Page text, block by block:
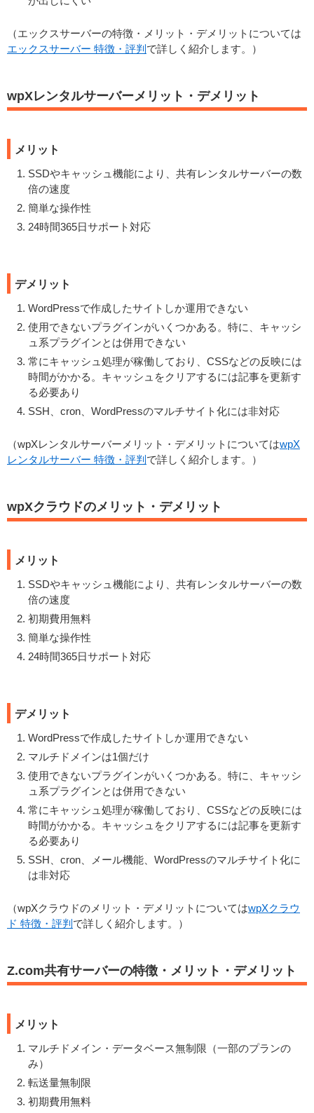
（エックスサーバーの特徴・メリット・デメリットについては
エックスサーバー 特徴・評判 で詳しく紹介します。）
wpXレンタルサーバーメリット・デメリット
メリット
SSDやキャッシュ機能により、共有レンタルサーバーの数
倍の速度
簡単な操作性
24時間365日サポート対応
デメリット
WordPressで作成したサイトしか運用できない
使用できないプラグインがいくつかある。特に、キャッシ
ュ系プラグインとは併用できない
常にキャッシュ処理が稼働しており、CSSなどの反映には
時間がかかる。キャッシュをクリアするには記事を更新す
る必要あり
SSH、cron、WordPressのマルチサイト化には非対応
（wpXレンタルサーバーメリット・デメリットについてはwpX
レンタルサーバー 特徴・評判 で詳しく紹介します。）
wpXクラウドのメリット・デメリット
メリット
SSDやキャッシュ機能により、共有レンタルサーバーの数
倍の速度
初期費用無料
簡単な操作性
24時間365日サポート対応
デメリット
WordPressで作成したサイトしか運用できない
マルチドメインは1個だけ
使用できないプラグインがいくつかある。特に、キャッシ
ュ系プラグインとは併用できない
常にキャッシュ処理が稼働しており、CSSなどの反映には
時間がかかる。キャッシュをクリアするには記事を更新す
る必要あり
SSH、cron、メール機能、WordPressのマルチサイト化に
は非対応
（wpXクラウドのメリット・デメリットについてはwpXクラウ
ド 特徴・評判 で詳しく紹介します。）
Z.com共有サーバーの特徴・メリット・デメリット
メリット
マルチドメイン・データベース無制限（一部のプランの
み）
転送量無制限
初期費用無料